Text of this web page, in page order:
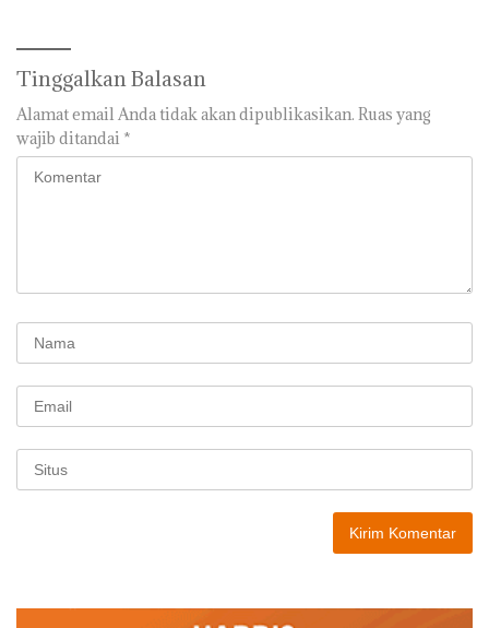
Tinggalkan Balasan
Alamat email Anda tidak akan dipublikasikan. Ruas yang
wajib ditandai *